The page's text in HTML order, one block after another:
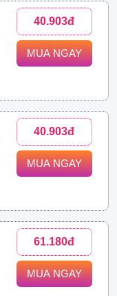
40.903đ
MUA NGAY
40.903đ
MUA NGAY
61.180đ
MUA NGAY